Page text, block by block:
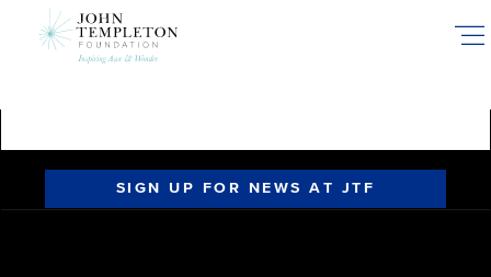
SIGN UP FOR NEWS AT JTF